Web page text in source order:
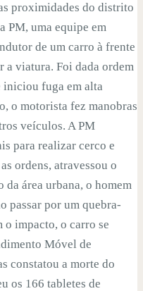
proximidades do distrito
PM, uma equipe em
de um carro à frente
a viatura. Foi dada ordem
iniciou fuga em alta
o motorista fez manobras
veículos. A PM
para realizar cerco e
ordens, atravessou o
área urbana, o homem
passar por um quebra-
o impacto, o carro se
Móvel de
constatou a morte do
os 166 tabletes de